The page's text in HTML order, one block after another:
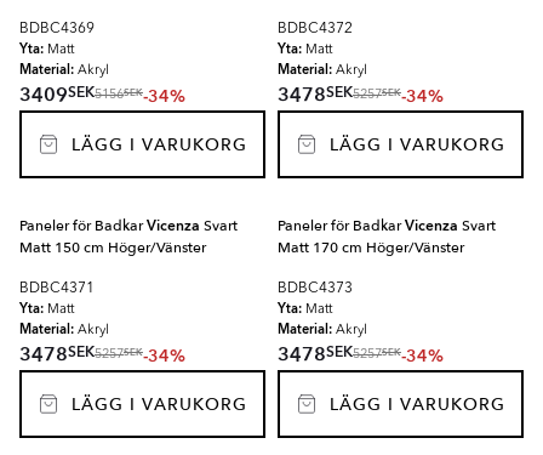
BDBC4369
Yta: Matt
Material: Akryl
3409SEK5156SEK-34%
LÄGG I VARUKORG
BDBC4372
Yta: Matt
Material: Akryl
3478SEK5257SEK-34%
LÄGG I VARUKORG
Paneler för BadkarVicenza Svart
Matt 150 cm Höger/Vänster
BDBC4371
Yta: Matt
Material: Akryl
3478SEK5257SEK-34%
LÄGG I VARUKORG
Paneler för BadkarVicenza Svart
Matt 170 cm Höger/Vänster
BDBC4373
Yta: Matt
Material: Akryl
3478SEK5257SEK-34%
LÄGG I VARUKORG